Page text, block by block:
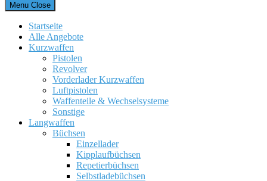
Menu Close
Startseite
Alle Angebote
Kurzwaffen
Pistolen
Revolver
Vorderlader Kurzwaffen
Luftpistolen
Waffenteile & Wechselsysteme
Sonstige
Langwaffen
Büchsen
Einzellader
Kipplaufbüchsen
Repetierbüchsen
Selbstladebüchsen